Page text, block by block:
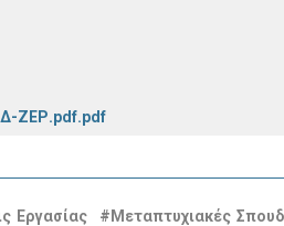
ΖΕΡ.pdf.pdf
Εργασίας #Μεταπτυχιακές